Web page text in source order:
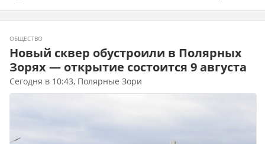
ОБЩЕСТВО
Новый сквер обустроили в Полярных
Зорях — открытие состоится 9 августа
Сегодня в 10:43, Полярные Зори